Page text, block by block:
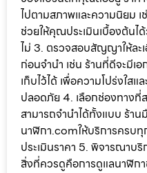
ไปตามสภาพและความนิยม เ
ช่วยให้คุณประเมินเบื้องต้นไ
ไม่ 3. ตรวจสอบสัญญาให้ละ
ก่อนจำนำ เช่น ร้านที่ดีจะมีเ
เก็บไว้ได้ เพื่อความโปร่งใส
ปลอดภัย 4. เลือกช่องทาง
สามารถจำนำได้ทั้งแบบ ร้าน
นาฬิกา.comให้บริการครบ
ประเมินราคา 5. พิจารณาบ
สิ่งที่ควรดูคือการดูแลนาฬิก